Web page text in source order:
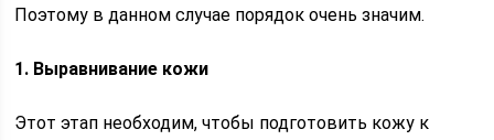
Поэтому в данном случае порядок очень значим.
1. Выравнивание кожи
Этот этап необходим, чтобы подготовить кожу к